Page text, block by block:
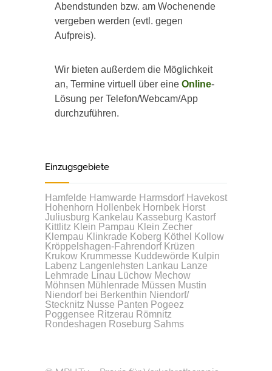
Abendstunden bzw. am Wochenende
vergeben werden (evtl. gegen
Aufpreis).
Wir bieten außerdem die Möglichkeit
an, Termine virtuell über eine Online-
Lösung per Telefon/Webcam/App
durchzuführen.
Einzugsgebiete
Hamfelde Hamwarde Harmsdorf Havekost
Hohenhorn Hollenbek Hornbek Horst
Juliusburg Kankelau Kasseburg Kastorf
Kittlitz Klein Pampau Klein Zecher
Klempau Klinkrade Koberg Köthel
Kollow
Kröppelshagen-Fahrendorf Krüzen
Krukow Krummesse Kuddewörde Kulpin
Labenz
Langenlehsten Lankau
Lanze
Lehmrade
Linau Lüchow Mechow
Möhnsen Mühlenrade Müssen Mustin
Niendorf bei Berkenthin Niendorf/
Stecknitz Nusse Panten Pogeez
Poggensee Ritzerau Römnitz
Rondeshagen Roseburg Sahms